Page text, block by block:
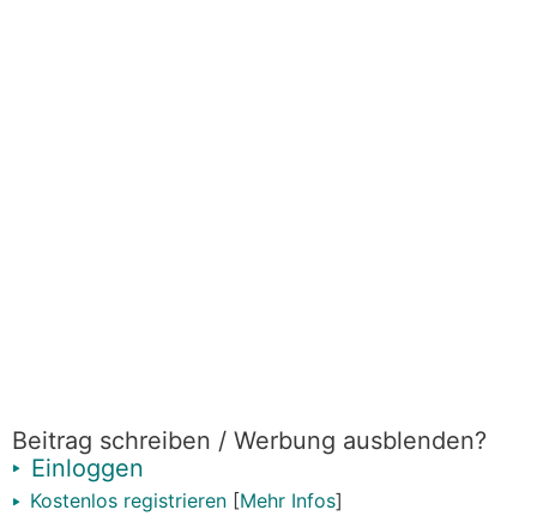
Beitrag schreiben / Werbung ausblenden?
Einloggen
Kostenlos registrieren [Mehr Infos]